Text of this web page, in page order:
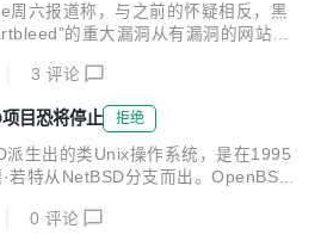
周六报道称，与之前的怀疑相反，黑
的重大漏洞从有漏洞的网站中
的密钥以解密套接层即使可能也十分
，Cloudflare发起了“Heartbleed挑
洞可能导致的后果。公司搭建了一
运行着包含Heartbleed漏洞版本的
窃取它的私钥。 仅仅九个小时之
心(NCSC-FI)的软件工程师Fedor In
3 评论
目恐将停止 拒绝
派生出的类Unix操作系统，是在1995
若特从NetBSD分支而出。OpenBSD
质量而闻名。OpenBSD以河豚作为
0 评论